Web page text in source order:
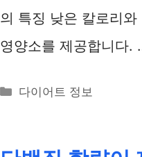
의 특징 낮은 칼로리
영양소를 제공합니다.
카
다이어트 정보